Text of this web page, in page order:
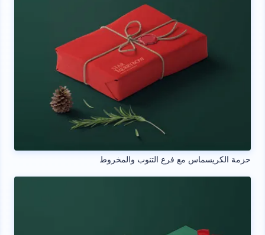
حزمة الكريسماس مع فرع التنوب والمخروط